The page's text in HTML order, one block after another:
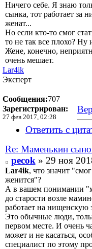
Ничего себе. Я знаю
сынка, тот работает за
женат...
Но если кто-то смог
то не так все плохо? Ну
Жене, конечно,
очень мешает.
Lar4ik
Эксперт
Сообщения:707
Зарегистрирован:
27 фев 2017, 02:28
Ответить с
Re: Маменькин
pecok » 29 ноя
Lar4ik, что значит
женится"?
А в вашем понимании
до старости возле
работает на нищенскую
Это обычные люди,
первом месте. И очень
может и не касаться,
специалист по этому